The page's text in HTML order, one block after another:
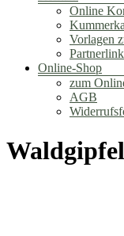
Online
Vorlagen
Online-Shop
zum
AGB